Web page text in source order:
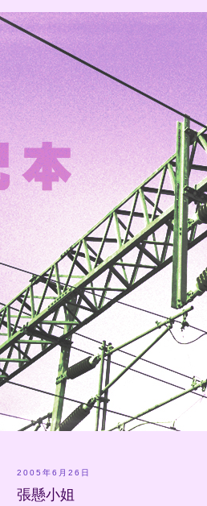
2005年6月26日
張懸小姐